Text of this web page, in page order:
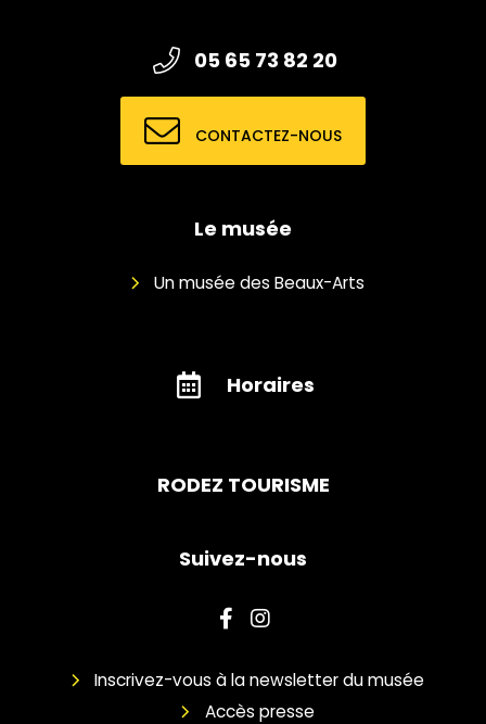
05 65 73 82 20
CONTACTEZ-NOUS
Le musée
Un musée des Beaux-Arts
Horaires
RODEZ TOURISME
Suivez-nous
Inscrivez-vous à la newsletter du musée
Accès presse